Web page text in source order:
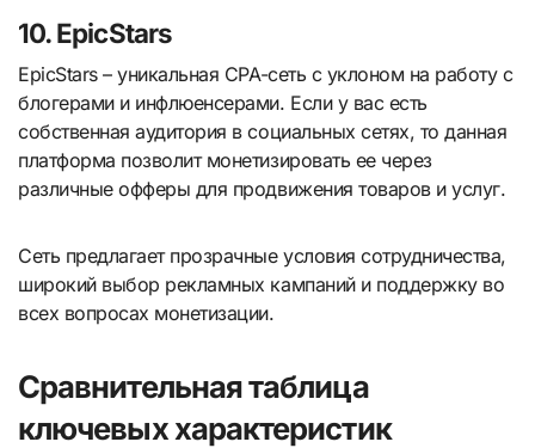
10. EpicStars
EpicStars – уникальная CPA-сеть с уклоном на работу с
блогерами и инфлюенсерами. Если у вас есть
собственная аудитория в социальных сетях, то данная
платформа позволит монетизировать ее через
различные офферы для продвижения товаров и услуг.
Сеть предлагает прозрачные условия сотрудничества,
широкий выбор рекламных кампаний и поддержку во
всех вопросах монетизации.
Сравнительная таблица
ключевых характеристик